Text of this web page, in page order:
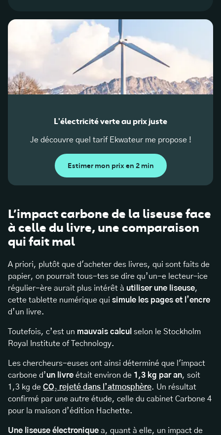
L'électricité verte au prix juste
Je découvre quel tarif Ekwateur me propose !
Estimer mon prix en 2 min
L’impact carbone de la liseuse face
à celle du livre, une comparaison
qui fait mal
A priori, plutôt que d'acheter des livres, qui sont faits de
papier, on pourrait tous-tes se dire qu’un-e lecteur–ice
régulier-ère aurait plus intérêt à utiliser une liseuse,
cette tablette numérique qui simule les pages et l’encre
d’un livre.
Toutefois, c’est un mauvais calcul selon le Stockholm
Royal Institute of Technology.
Les chercheurs-euses ont ainsi déterminé que l'impact
carbone d’un livre était environ de 1,3 kg par an, soit
1,3 kg de CO₂ rejeté dans l’atmosphère. Un résultat
confirmé par une autre étude, celle du cabinet Carbone 4
pour la maison d’édition Hachette.
Une liseuse électronique a, quant à elle, un impact de